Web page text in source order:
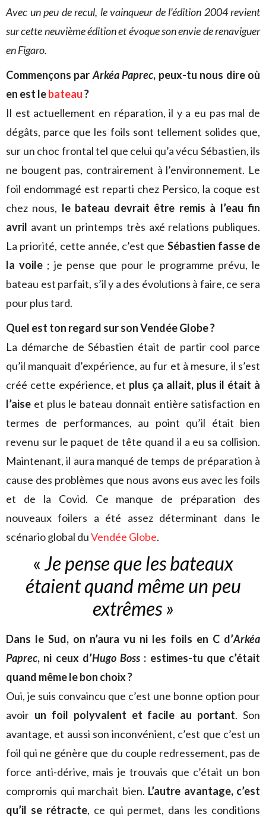
Avec un peu de recul, le vainqueur de l’édition 2004 revient
sur cette neuvième édition et évoque son envie de renaviguer
en Figaro.
Commençons par Arkéa Paprec, peux-tu nous dire où
en est lebateau?
Il est actuellement en réparation, il y a eu pas mal de
dégâts, parce que les foils sont tellement solides que,
sur un choc frontal tel que celui qu’a vécu Sébastien, ils
ne bougent pas, contrairement à l’environnement. Le
foil endommagé est reparti chez Persico, la coque est
chez nous, le bateau devrait être remis à l’eau fin
avril avant un printemps très axé relations publiques.
La priorité, cette année, c’est que Sébastien fasse de
la voile ; je pense que pour le programme prévu, le
bateau est parfait, s’il y a des évolutions à faire, ce sera
pour plus tard.
Quel est ton regard sur son Vendée Globe ?
La démarche de Sébastien était de partir cool parce
qu’il manquait d’expérience, au fur et à mesure, il s’est
créé cette expérience, et plus ça allait, plus il était à
l’aise et plus le bateau donnait entière satisfaction en
termes de performances, au point qu’il était bien
revenu sur le paquet de tête quand il a eu sa collision.
Maintenant, il aura manqué de temps de préparation à
cause des problèmes que nous avons eus avec les foils
et de la Covid. Ce manque de préparation des
nouveaux foilers a été assez déterminant dans le
scénario global duVendée Globe.
« Je pense que les bateaux
étaientquand même un peu
extrêmes »
Dans le Sud, on n’aura vu ni les foils en C d’Arkéa
Paprec, ni ceux d’Hugo Boss : estimes-tu que c’était
quand même le bon choix ?
Oui, je suis convaincu que c’est une bonne option pour
avoir un foil polyvalent et facile au portant. Son
avantage, et aussi son inconvénient, c’est que c’est un
foil qui ne génère que du couple redressement, pas de
force anti-dérive, mais je trouvais que c’était un bon
compromis qui marchait bien. L’autre avantage, c’est
qu’il se rétracte, ce qui permet, dans les conditions